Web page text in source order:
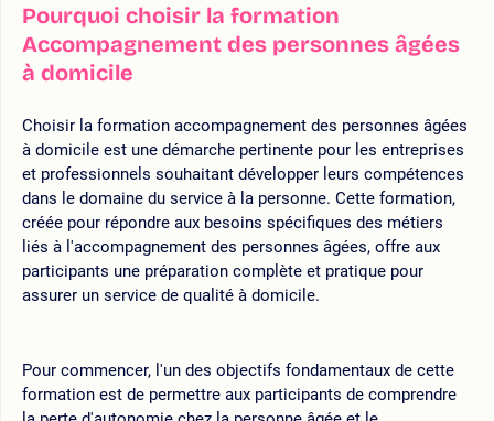
Pourquoi choisir la formation
Accompagnement des personnes âgées
à domicile
Choisir la formation accompagnement des personnes âgées
à domicile est une démarche pertinente pour les entreprises
et professionnels souhaitant développer leurs compétences
dans le domaine du service à la personne. Cette formation,
créée pour répondre aux besoins spécifiques des métiers
liés à l'accompagnement des personnes âgées, offre aux
participants une préparation complète et pratique pour
assurer un service de qualité à domicile.
Pour commencer, l'un des objectifs fondamentaux de cette
formation est de permettre aux participants de comprendre